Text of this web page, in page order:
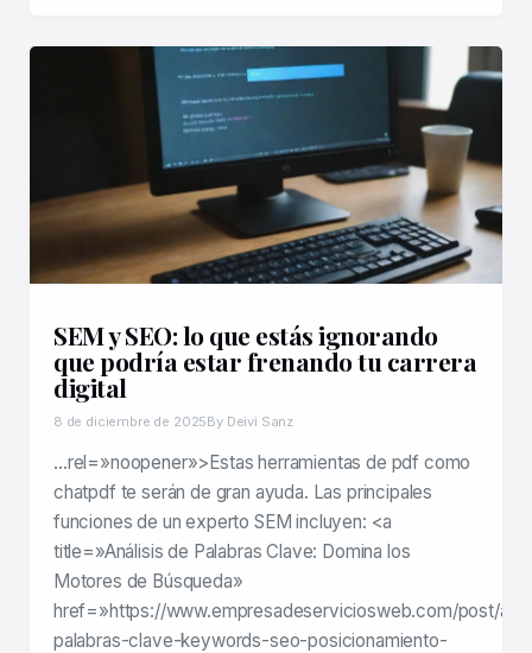
SEM y SEO: lo que estás ignorando
que podría estar frenando tu carrera
digital
8 de diciembre de 2025By Deivi Sanz
…rel=»noopener»>Estas herramientas de pdf como
chatpdf te serán de gran ayuda. Las principales
funciones de un experto SEM incluyen: <a
title=»Análisis de Palabras Clave: Domina los
Motores de Búsqueda»
href=»https://www.empresadeserviciosweb.com/post/
palabras-clave-keywords-seo-posicionamiento-